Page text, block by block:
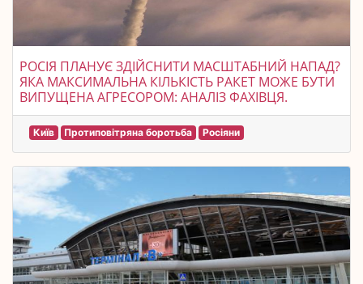
РОСІЯ ПЛАНУЄ ЗДІЙСНИТИ МАСШТАБНИЙ НАПАД?
ЯКА МАКСИМАЛЬНА КІЛЬКІСТЬ РАКЕТ МОЖЕ БУТИ
ВИПУЩЕНА АГРЕСОРОМ: АНАЛІЗ ФАХІВЦЯ.
Київ Протиповітряна боротьба Росіяни